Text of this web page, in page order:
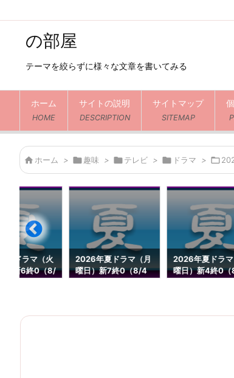
の部屋
テーマを絞らずに様々な文章を書いてみる
ホーム
HOME
サイトの説明
DESCRIPTION
サイトマップ
SITEMAP
 ホーム > 趣味 > テレビ >  ドラマ > 
夏ドラマ（火
1新6終0（8/
2026年夏ドラマ（月
曜日）新7終0（8/4
2026年夏ドラマ
曜日）新4終0